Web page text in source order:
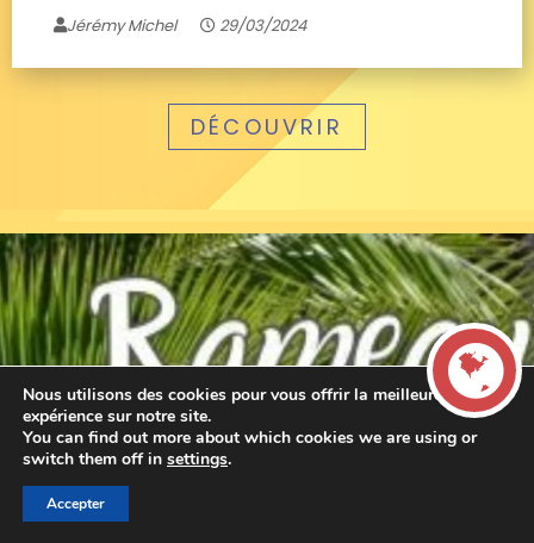
Jérémy Michel 29/03/2024
DÉCOUVRIR
LIVE
Nous utilisons des cookies pour vous offrir la meilleure
expérience sur notre site.
You can find out more about which cookies we are using or
switch them off in settings.
Accepter